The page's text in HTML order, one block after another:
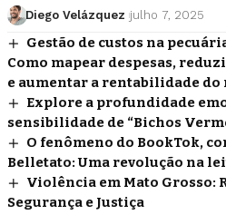
Diego Velázquez julho 7, 2025
Gestão de custos na
Como mapear despesas,
e aumentar a rentabilidade do
Explore a profundidade
sensibilidade de “Bichos
O fenômeno do BookTok,
Belletato: Uma revolução na
Violência em Mato Grosso:
Segurança e Justiça